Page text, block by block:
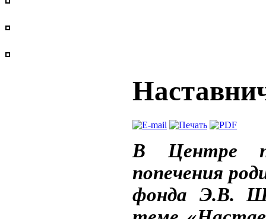
В Центре
попечения
фонда Э.В.